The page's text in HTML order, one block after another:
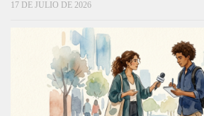
17 DE JULIO DE 2026